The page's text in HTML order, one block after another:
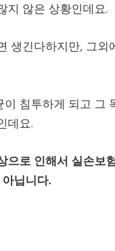
지 않은 상황인데요.
생긴다하지만, 그외
침투하게 되고 그
데요.
으로 인해서 실손보
닙니다.